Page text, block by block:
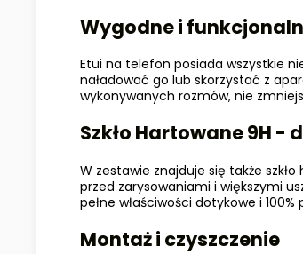
Wygodne i
Etui na telefon posiada wszystkie
naładować go lub skorzystać z
wykonywanych rozmów, nie
Szkło Hartowane 9H -
W zestawie znajduje się także szkło
przed zarysowaniami i większymi
pełne właściwości dotykowe i 100%
Montaż i czyszczenie